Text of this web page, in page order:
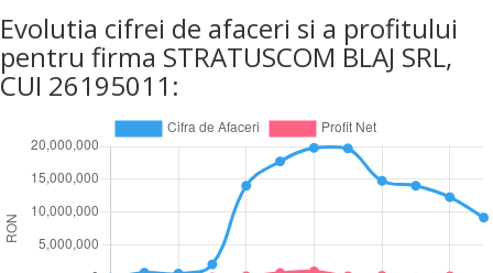
Evolutia cifrei de afaceri si a profitului
pentru firma STRATUSCOM BLAJ SRL,
CUI 26195011: